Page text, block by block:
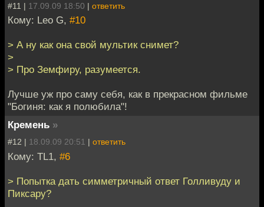
#11 | 17.09.09 18:50 | ответить
Кому: Leo G, #10
> А ну как она свой мультик снимет?
>
> Про Земфиру, разумеется.
Лучше уж про саму себя, как в прекрасном фильме
"Богиня: как я полюбила"!
Кремень »
#12 | 18.09.09 20:51 | ответить
Кому: TL1, #6
> Попытка дать симметричный ответ Голливуду и
Пиксару?